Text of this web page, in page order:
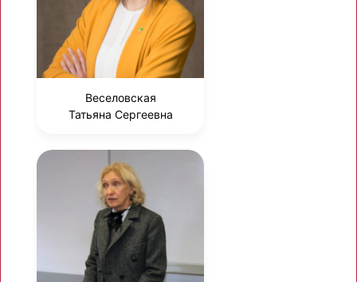
Веселовская
Татьяна Сергеевна